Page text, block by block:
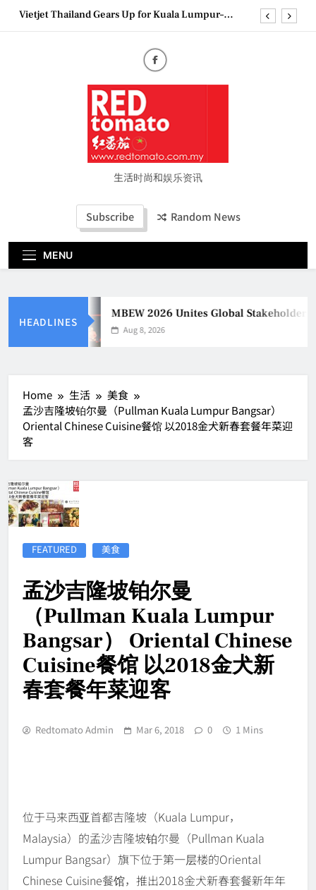
Skip Bangkok Service Launch on9 October
Couture Fashion Week Malaysia 2026– Press
MBEW 2026 Unites Global Stakeholders to Shape
the Future of Business Events
Vietjet Thailand Gears Up for Kuala Lumpur–
Bangkok Service Launch on9 October
Epson reinvents affordable printing with next-
generation EcoTank Series
Couture Fashion Week Malaysia 2026– Press
生活时尚和娱乐资讯
Subscribe Random News
MENU
HEADLINES
MBEW 2026 Unites Global Stakeholders
Aug 8, 2026
Home 生活
美食
孟沙吉隆坡铂尔曼（Pullman Kuala Lumpur Bangsar）
Oriental Chinese Cuisine餐馆 以2018金犬新春套餐年菜迎
客
FEATURED 美食
孟沙吉隆坡铂尔曼
（Pullman Kuala Lumpur
Bangsar） Oriental Chinese
Cuisine餐馆 以2018金犬新
春套餐年菜迎客
Redtomato Admin Mar 6, 2018 0 1 Mins
位于马来西亚首都吉隆坡（Kuala Lumpur，
Malaysia）的孟沙吉隆坡铂尔曼（Pullman Kuala
Lumpur Bangsar）旗下位于第一层楼的Oriental
Chinese Cuisine餐馆，推出2018金犬新春套餐新年年